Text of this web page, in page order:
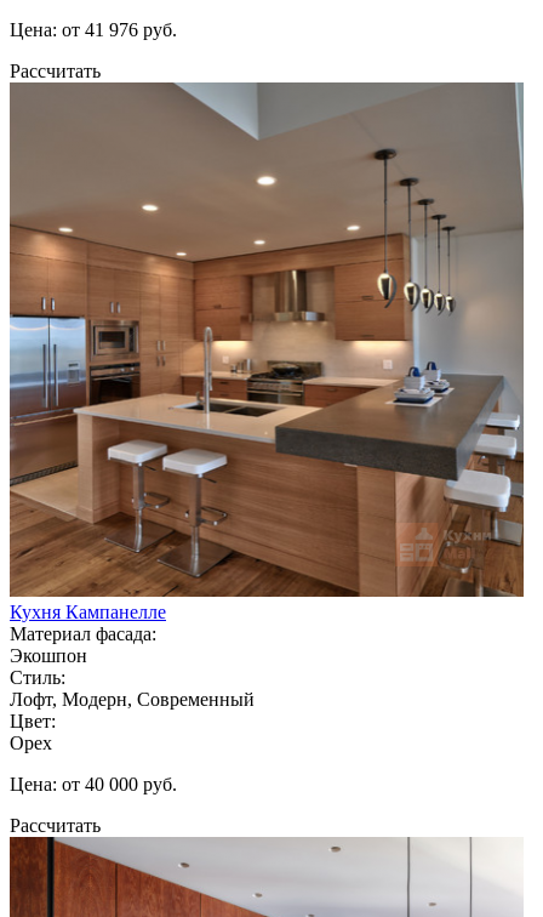
Цена: от 41 976 руб.
Рассчитать
Кухня Кампанелле
Материал фасада:
Экошпон
Стиль:
Лофт, Модерн, Современный
Цвет:
Орех
Цена: от 40 000 руб.
Рассчитать